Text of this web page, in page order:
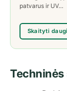
patvarus ir UV…
Skaityti